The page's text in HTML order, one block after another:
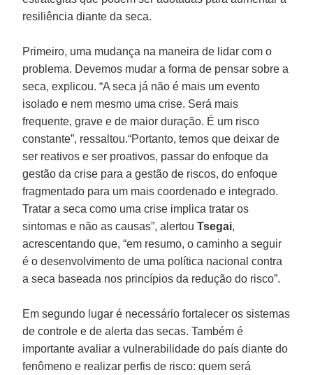
resiliência diante da seca.
Primeiro, uma mudança na maneira de lidar com o
problema. Devemos mudar a forma de pensar sobre a
seca, explicou. “A seca já não é mais um evento
isolado e nem mesmo uma crise. Será mais
frequente, grave e de maior duração. É um risco
constante”, ressaltou.“Portanto, temos que deixar de
ser reativos e ser proativos, passar do enfoque da
gestão da crise para a gestão de riscos, do enfoque
fragmentado para um mais coordenado e integrado.
Tratar a seca como uma crise implica tratar os
sintomas e não as causas”, alertouTsegai,
acrescentando que, “em resumo, o caminho a seguir
é o desenvolvimento de uma política nacional contra
a seca baseada nos princípios da redução do risco”.
Em segundo lugar é necessário fortalecer os sistemas
de controle e de alerta das secas. Também é
importante avaliar a vulnerabilidade do país diante do
fenômeno e realizar perfis de risco: quem será